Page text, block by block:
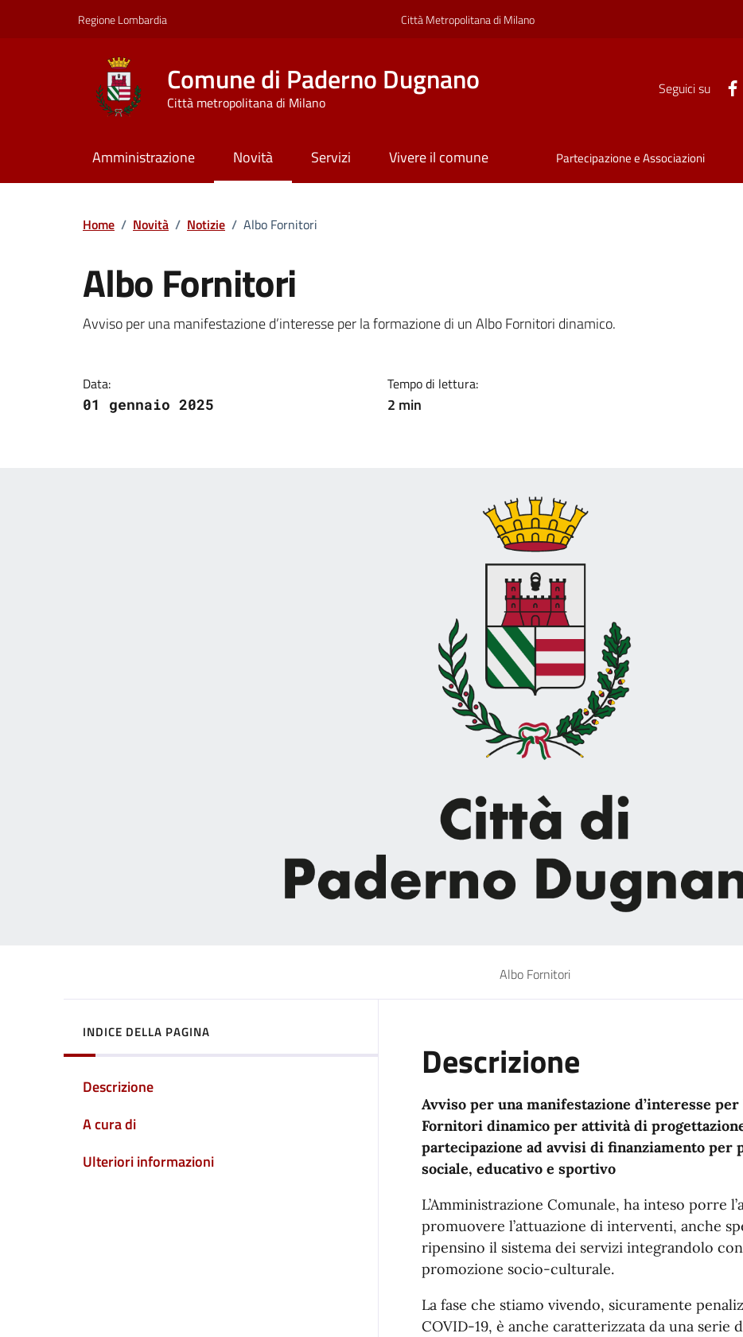
Regione Lombardia Città Metropolitana di Milano
Comune di Paderno Dugnano
Città metropolitana di Milano
Seguici su
Amministrazione Novità Servizi Vivere il comune Partecipazione e Associazioni
Home / Novità / Notizie / Albo Fornitori
Albo Fornitori
Dettagli della notizia
Avviso per una manifestazione d’interesse per la formazione di un Albo Fornitori dinamico.
Data:
01 gennaio 2025
Tempo di lettura:
2 min
Albo Fornitori
INDICE DELLA PAGINA
Descrizione
A cura di
Ulteriori informazioni
Descrizione
Avviso per una manifestazione d’interesse
Fornitori dinamico per attività di
partecipazione ad avvisi di finanziamento
sociale, educativo e sportivo
L’Amministrazione Comunale, ha inteso porre
promuovere l’attuazione di interventi, anche
ripensino il sistema dei servizi integrandolo
promozione socio-culturale.
La fase che stiamo vivendo, sicuramente
COVID-19, è anche caratterizzata da una